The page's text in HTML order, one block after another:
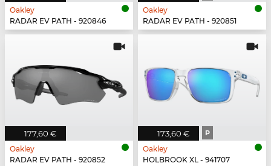
Oakley
RADAR EV PATH - 920846
Oakley
RADAR EV PATH - 920851
177,60 €
Oakley
RADAR EV PATH - 920852
173,60 € P
Oakley
HOLBROOK XL - 941707